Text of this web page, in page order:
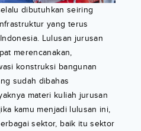
dibutuhkan seiring
yang terus
Lulusan jurusan
merencanakan,
konstruksi bangunan
sudah dibahas
materi kuliah jurusan
kamu menjadi lulusan ini,
sektor, baik itu sektor